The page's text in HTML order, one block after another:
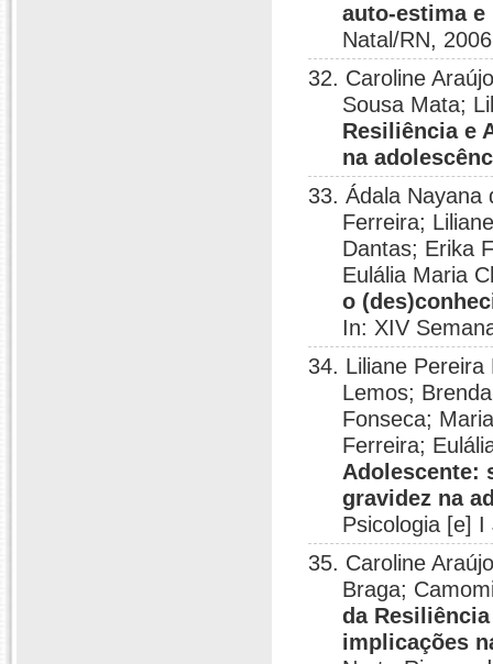
auto-estima
Natal/RN,
32. Caroline
Sousa Mata;
Resiliência e
na
33. Ádala Nayana
Ferreira;
Dantas; Erika
Eulália Maria
o
In: XIV
34. Liliane
Lemos;
Fonseca;
Ferreira;
Adolescente:
gravidez na
Psicologia [e]
35. Caroline
Braga;
da
implicações